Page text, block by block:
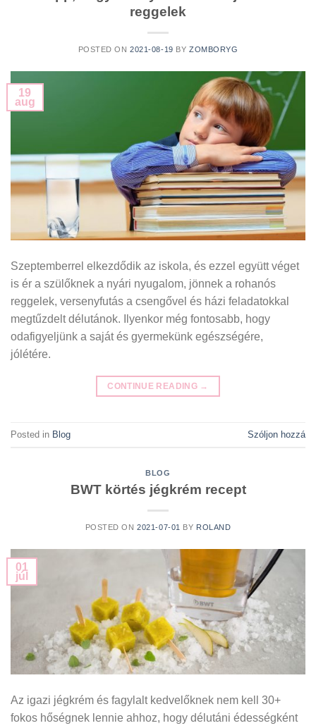
reggelek
POSTED ON2021-08-19 BY ZOMBORYG
19
aug
Szeptemberrel elkezdődik az iskola, és ezzel együtt véget
is ér a szülőknek a nyári nyugalom, jönnek a rohanós
reggelek, versenyfutás a csengővel és házi feladatokkal
megtűzdelt délutánok. Ilyenkor még fontosabb, hogy
odafigyeljünk a saját és gyermekünk egészségére,
jólétére.
CONTINUE READING →
Posted in Blog Szóljon hozzá
BLOG
BWT körtés jégkrém recept
POSTED ON2021-07-01 BY ROLAND
01
júl
Az igazi jégkrém és fagylalt kedvelőknek nem kell 30+
fokos hőségnek lennie ahhoz, hogy délutáni édességként